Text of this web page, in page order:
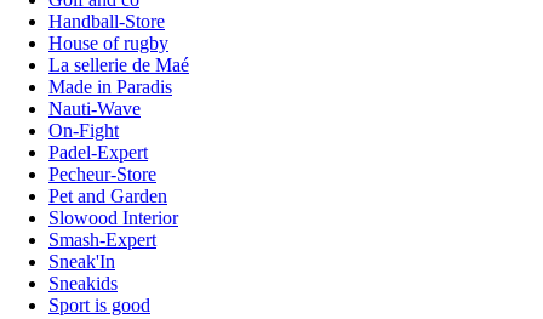
Handball-Store
House of rugby
La sellerie de Maé
Made in Paradis
Nauti-Wave
On-Fight
Padel-Expert
Pecheur-Store
Pet and Garden
Slowood Interior
Smash-Expert
Sneak'In
Sneakids
Sport is good